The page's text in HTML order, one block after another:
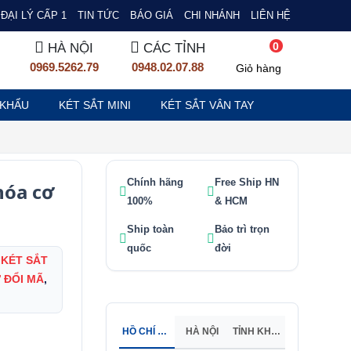
LÝ CẤP 1 TIN TỨC BÁO GIÁ CHI NHÁNH LIÊN HỆ
HÀ NỘI
0969.5262.79
CÁC TỈNH
0948.02.07.88
0
Giỏ hàng
KÉT SẮT MINI KÉT SẮT VÂN TAY
cơ
KÉT SẮT
ĐỔI MÃ,
Chính hãng
100%
Free Ship HN
& HCM
Ship toàn
quốc
Bảo trì trọn
đời
HỒ CHÍ MINH HÀ NỘI TỈNH KHÁC